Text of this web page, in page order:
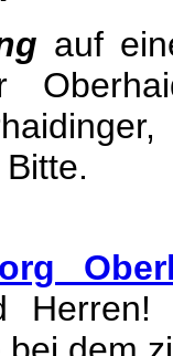
auf